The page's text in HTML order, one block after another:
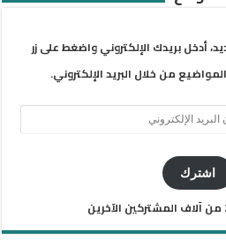
أدخل بريدك الإلكتروني واضغط على زر
من خلال البريد الإلكتروني.
اشترك